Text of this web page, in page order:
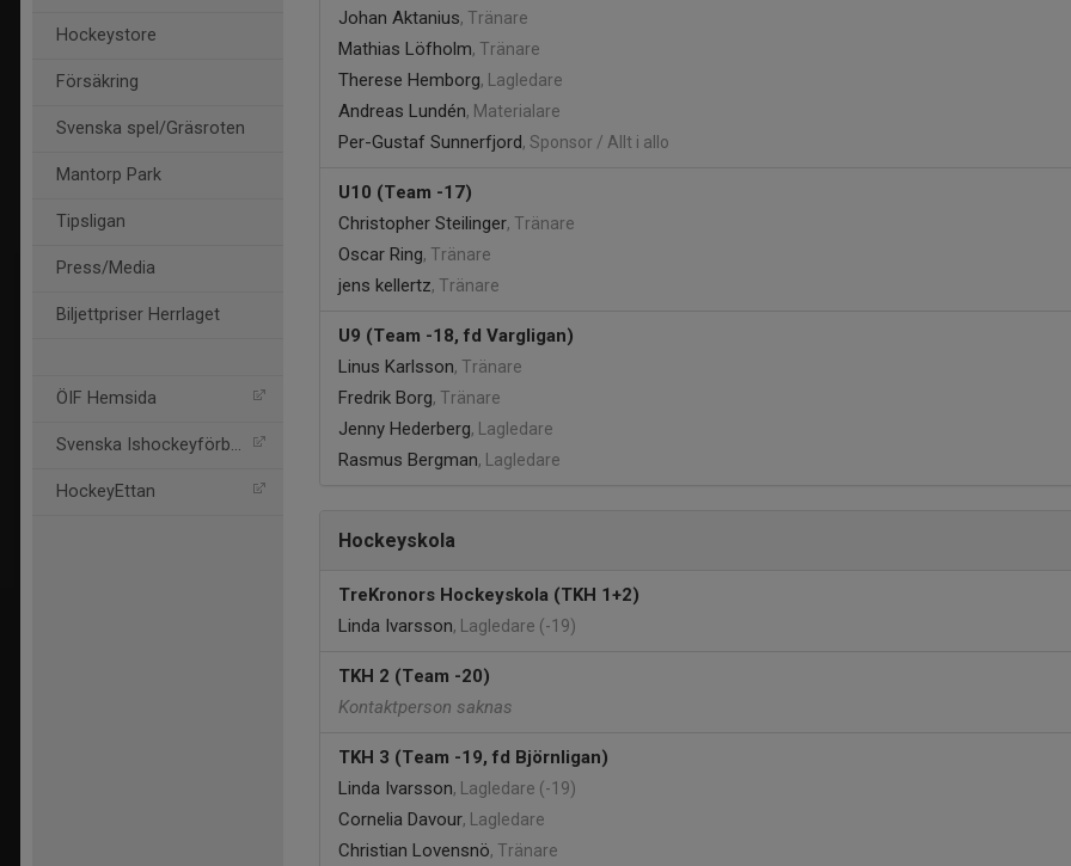
Hockeystore
Försäkring
Svenska spel/Gräsroten
Mantorp Park
Tipsligan
Press/Media
Biljettpriser Herrlaget
ÖIF Hemsida
Svenska Ishockeyförbund
HockeyEttan
Johan Aktanius, Tränare
Mathias Löfholm, Tränare
Therese Hemborg, Lagledare
Andreas Lundén, Materialare
Per-Gustaf Sunnerfjord, Sponsor / Allt i allo
U10 (Team -17)
Christopher Steilinger, Tränare
Oscar Ring, Tränare
jens kellertz, Tränare
U9 (Team -18, fd Vargligan)
Linus Karlsson, Tränare
Fredrik Borg, Tränare
Jenny Hederberg, Lagledare
Rasmus Bergman, Lagledare
Hockeyskola
TreKronors Hockeyskola (TKH 1+2)
Linda Ivarsson, Lagledare (-19)
TKH 2 (Team -20)
Kontaktperson saknas
TKH 3 (Team -19, fd Björnligan)
Linda Ivarsson, Lagledare (-19)
Cornelia Davour, Lagledare
Christian Lovensnö, Tränare